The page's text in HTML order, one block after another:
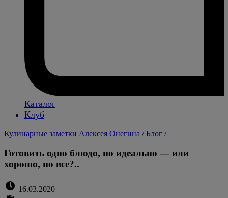
Каталог
Клуб
Кулинарные заметки Алексея Онегина /Блог /
Готовить одно блюдо, но идеально — или
хорошо, но все?..
16.03.2020